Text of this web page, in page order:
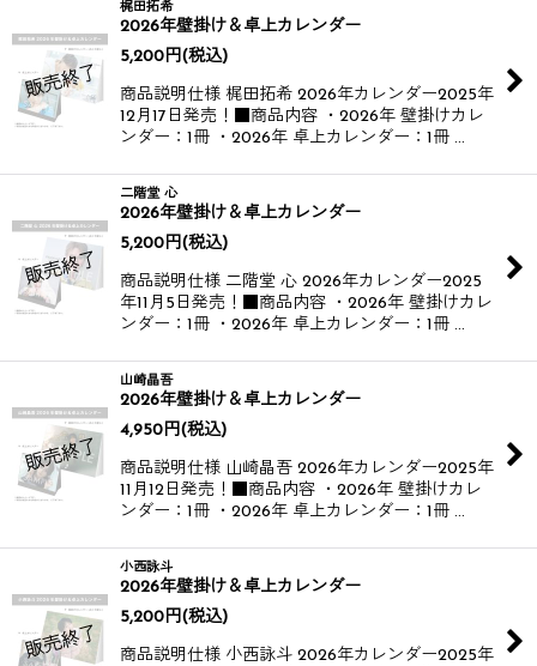
梶田拓希
2026年壁掛け＆卓上カレンダー
5,200 円(税込)
商品説明仕様 梶田拓希 2026年カレンダー​​ 2025年
12月17日発売！​ ■商品内容 ・2026年 壁掛けカレ
ンダー：1冊 ・2026年 卓上カレンダー：1冊 …
二階堂 心
2026年壁掛け＆卓上カレンダー
5,200 円(税込)
商品説明仕様 二階堂 心 2026年カレンダー​​ 2025
年11月5日発売！​ ​ ■商品内容 ・2026年 壁掛けカレ
ンダー：1冊 ・2026年 卓上カレンダー：1冊 …
山崎晶吾
2026年壁掛け＆卓上カレンダー
4,950 円(税込)
商品説明仕様 山崎晶吾 2026年カレンダー​​ 2025年
11月12日発売！​ ■商品内容 ・2026年 壁掛けカレ
ンダー：1冊 ・2026年 卓上カレンダー：1冊 …
小西詠斗
2026年壁掛け＆卓上カレンダー
5,200 円(税込)
商品説明仕様 小西詠斗 2026年カレンダー​​ 2025年